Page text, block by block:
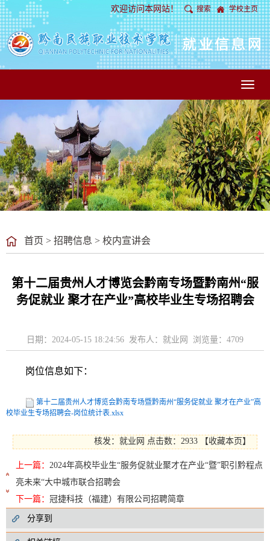
欢迎访问本网站！ 搜索 学校主页
Toggle
首页 > 招聘信息 > 校内宣讲会
第十二届贵州人才博览会黔南专场暨黔南州“服
务促就业 聚才在产业”高校毕业生专场招聘会
日期：2024-05-15 18:24:56 发布人：就业网 浏览量： 4709
岗位信息如下：
第十二届贵州人才博览会黔南专场暨黔南州“服务促就业 聚才在产业”高
校毕业生专场招聘会-岗位统计表.xlsx
核发：就业网 点击数：2933 【收藏本页】
上一篇： 2024年高校毕业生“服务促就业聚才在产业“暨”职引黔程点
亮未来“大中城市联合招聘会
下一篇： 冠捷科技（福建）有限公司招聘简章
分享到